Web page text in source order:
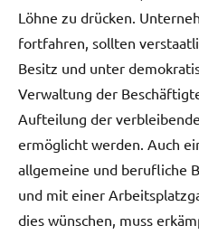
Löhne zu drücken.
fortfahren, sollten
Besitz und unter
Verwaltung der
Aufteilung der
ermöglicht werden. Auch
allgemeine und berufliche
und mit einer
dies wünschen, muss